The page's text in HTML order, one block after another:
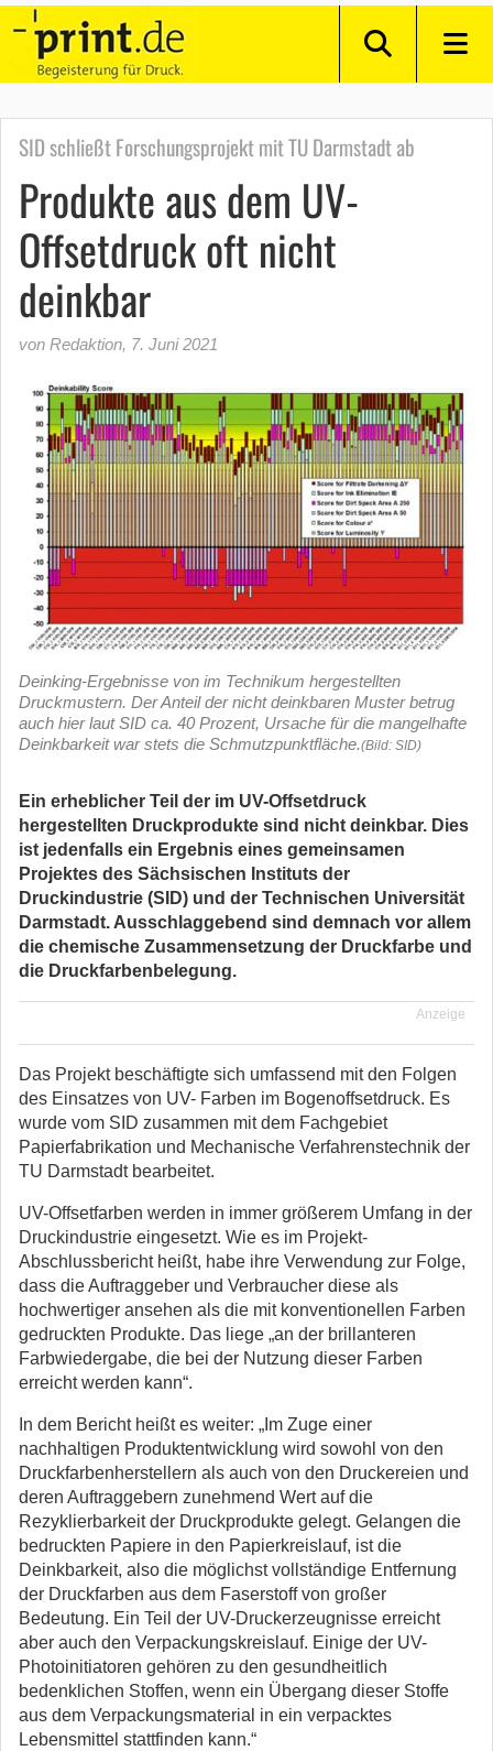
SID schließt Forschungsprojekt mit TU Darmstadt ab
Produkte aus dem UV-
Offsetdruck oft nicht
deinkbar
von Redaktion, 7. Juni 2021
Deinking-Ergebnisse von im Technikum hergestellten
Druckmustern. Der Anteil der nicht deinkbaren Muster betrug
auch hier laut SID ca. 40 Prozent, Ursache für die mangelhafte
Deinkbarkeit war stets die Schmutzpunktfläche.(Bild: SID)
Ein erheblicher Teil der im UV-Offsetdruck
hergestellten Druckprodukte sind nicht deinkbar. Dies
ist jedenfalls ein Ergebnis eines gemeinsamen
Projektes des Sächsischen Instituts der
Druckindustrie (SID) und der Technischen Universität
Darmstadt. Ausschlaggebend sind demnach vor allem
die chemische Zusammensetzung der Druckfarbe und
die Druckfarbenbelegung.
Anzeige
Das Projekt beschäftigte sich umfassend mit den Folgen
des Einsatzes von UV- Farben im Bogenoffsetdruck. Es
wurde vom SID zusammen mit dem Fachgebiet
Papierfabrikation und Mechanische Verfahrenstechnik der
TU Darmstadt bearbeitet.
UV-Offsetfarben werden in immer größerem Umfang in der
Druckindustrie eingesetzt. Wie es im Projekt-
Abschlussbericht heißt, habe ihre Verwendung zur Folge,
dass die Auftraggeber und Verbraucher diese als
hochwertiger ansehen als die mit konventionellen Farben
gedruckten Produkte. Das liege „an der brillanteren
Farbwiedergabe, die bei der Nutzung dieser Farben
erreicht werden kann“.
In dem Bericht heißt es weiter: „Im Zuge einer
nachhaltigen Produktentwicklung wird sowohl von den
Druckfarbenherstellern als auch von den Druckereien und
deren Auftraggebern zunehmend Wert auf die
Rezyklierbarkeit der Druckprodukte gelegt. Gelangen die
bedruckten Papiere in den Papierkreislauf, ist die
Deinkbarkeit, also die möglichst vollständige Entfernung
der Druckfarben aus dem Faserstoff von großer
Bedeutung. Ein Teil der UV-Druckerzeugnisse erreicht
aber auch den Verpackungskreislauf. Einige der UV-
Photoinitiatoren gehören zu den gesundheitlich
bedenklichen Stoffen, wenn ein Übergang dieser Stoffe
aus dem Verpackungsmaterial in ein verpacktes
Lebensmittel stattfinden kann.“